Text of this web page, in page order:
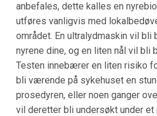
anbefales, dette kalles en
utføres vanligvis med
området. En ultralydmaskin vil bli
nyrene dine, og en liten nål vil bli
Testen innebærer en liten risiko
bli værende på sykehuset en
prosedyren, eller noen ganger
vil deretter bli undersøkt under